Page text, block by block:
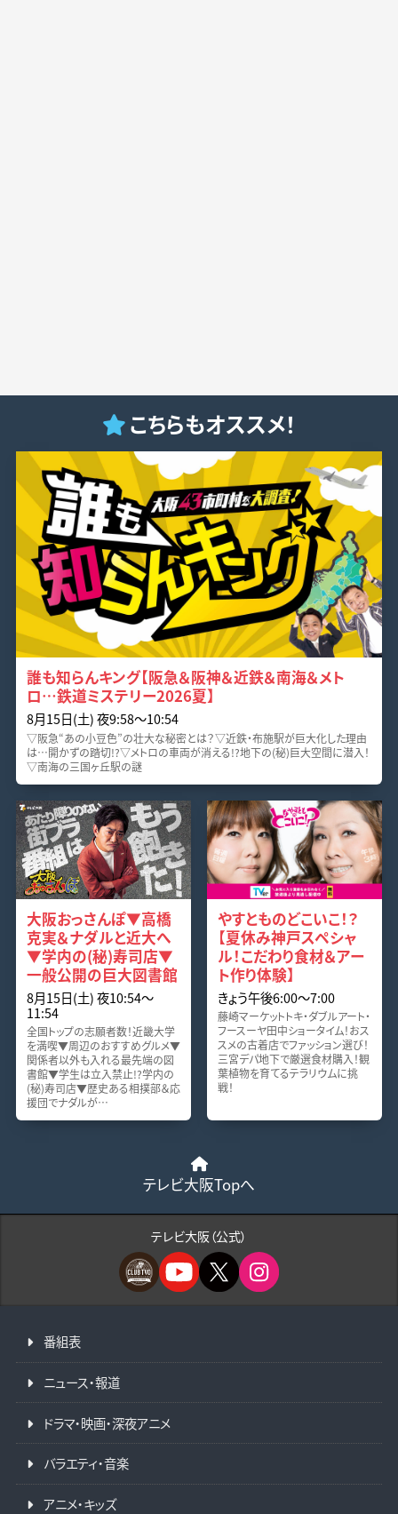
こちらもオススメ！
誰も知らんキング【阪急＆阪神＆近鉄＆南海＆メト
ロ…鉄道ミステリー2026夏】
8月15日(土) 夜9:58〜10:54
▽阪急“あの小豆色”の壮大な秘密とは？▽近鉄・布施駅が巨大化した理由
は…開かずの踏切!?▽メトロの車両が消える!?地下の(秘)巨大空間に潜入！
▽南海の三国ヶ丘駅の謎
大阪おっさんぽ▼高橋
克実＆ナダルと近大へ
▼学内の(秘)寿司店▼
一般公開の巨大図書館
8月15日(土) 夜10:54〜
11:54
全国トップの志願者数！近畿大学
を満喫▼周辺のおすすめグルメ▼
関係者以外も入れる最先端の図
書館▼学生は立入禁止!?学内の
(秘)寿司店▼歴史ある相撲部＆応
援団でナダルが…
やすとものどこいこ！？
【夏休み神戸スペシャ
ル！こだわり食材＆アー
ト作り体験】
きょう午後6:00〜7:00
藤崎マーケットトキ・ダブルアート・
フースーヤ田中ショータイム！おス
スメの古着店でファッション選び！
三宮デパ地下で厳選食材購入！観
葉植物を育てるテラリウムに挑
戦！
テレビ大阪Topへ
テレビ大阪（公式）
番組表
ニュース・報道
ドラマ・映画・深夜アニメ
バラエティ・音楽
アニメ・キッズ